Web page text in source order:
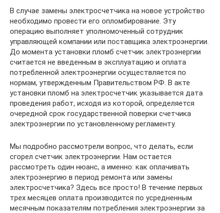
В случае замены электросчетчика на новое устройство
необходимо провести его опломбирование. Эту
операцию выполняет уполномоченный сотрудник
управляющей компании или поставщика электроэнергии.
До момента установки пломб счетчик электроэнергии
считается не введенным в эксплуатацию и оплата
потребленной электроэнергии осуществляется по
нормам, утвержденным Правительством РФ. В акте
установки пломб на электросчетчик указывается дата
проведения работ, исходя из которой, определяется
очередной срок государственной поверки счетчика
электроэнергии по установленному регламенту.
Мы подробно рассмотрели вопрос, что делать, если
сгорел счетчик электроэнергии. Нам остается
рассмотреть один нюанс, а именно: как оплачивать
электроэнергию в период ремонта или замены
электросчетчика? Здесь все просто! В течение первых
трех месяцев оплата производится по усредненным
месячным показателям потребления электроэнергии за